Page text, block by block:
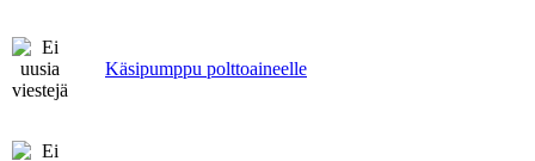
Käsipumppu polttoaineelle